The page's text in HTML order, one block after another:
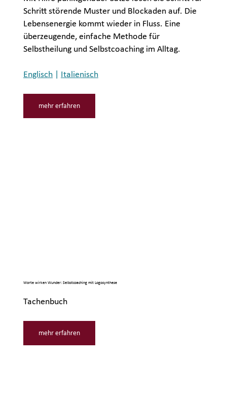
Schritt störende Muster und Blockaden auf. Die
Lebensenergie kommt wieder in Fluss. Eine
überzeugende, einfache Methode für
Selbstheilung und Selbstcoaching im Alltag.
Englisch| Italienisch
mehr erfahren
Worte wirken Wunder: Selbstcoaching mit Logosynthese
Tachenbuch
mehr erfahren